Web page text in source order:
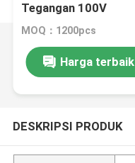
Tegangan 100V
MOQ：1200pcs
Harga terbaik
DESKRIPSI PRODUK